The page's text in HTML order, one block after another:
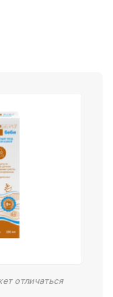
отличаться